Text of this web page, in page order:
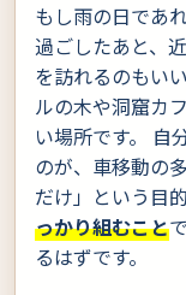
もし雨の日であ
過ごしたあと、
を訪れるのもい
ルの木や洞窟カ
い場所です。 自
のが、車移動の
だけ」という目
っかり組むこと
るはずです。